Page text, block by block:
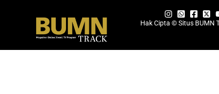
Hak Cipta © Situs BUMN